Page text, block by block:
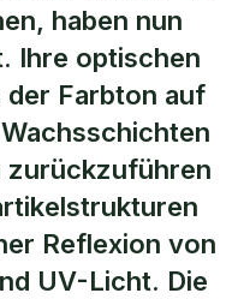
haben nun
Ihre optischen
der Farbton auf
zurückzuführen
Reflexion von
UV-Licht. Die